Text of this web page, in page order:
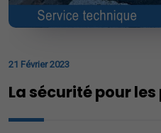
21 Février 2023
La sécurité pour